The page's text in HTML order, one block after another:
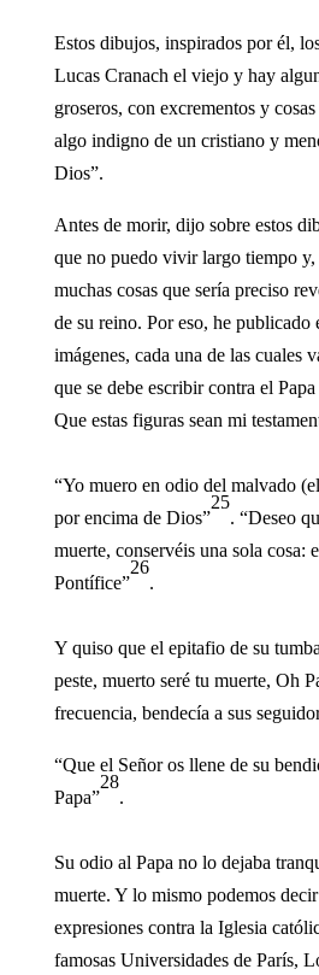
Estos dibujos, inspirados por él,
Lucas Cranach el viejo y hay
groseros, con excrementos y
algo indigno de un cristiano y
Dios”.
Antes de morir, dijo sobre estos
que no puedo vivir largo tiempo
muchas cosas que sería preciso
de su reino. Por eso, he publicado
imágenes, cada una de las cuales
que se debe escribir contra el
Que estas figuras sean mi
“Yo muero en odio del malvado
por encima de Dios”
25
. “Deseo
muerte, conservéis una sola cosa:
Pontífice”
26
.
Y quiso que el epitafio de su
peste, muerto seré tu muerte, Oh
frecuencia, bendecía a sus
“Que el Señor os llene de su
Papa”
28
.
Su odio al Papa no lo dejaba
muerte. Y lo mismo podemos
expresiones contra la Iglesia
famosas Universidades de París,